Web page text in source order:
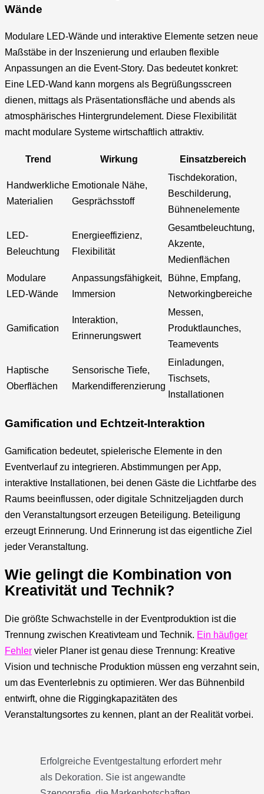
Wände
Modulare LED-Wände und interaktive Elemente setzen neue
Maßstäbe in der Inszenierung und erlauben flexible
Anpassungen an die Event-Story. Das bedeutet konkret:
Eine LED-Wand kann morgens als Begrüßungsscreen
dienen, mittags als Präsentationsfläche und abends als
atmosphärisches Hintergrundelement. Diese Flexibilität
macht modulare Systeme wirtschaftlich attraktiv.
Trend Wirkung Einsatzbereich
Handwerkliche
Materialien
Emotionale Nähe,
Gesprächsstoff
Tischdekoration,
Beschilderung,
Bühnenelemente
LED-
Beleuchtung
Energieeffizienz,
Flexibilität
Gesamtbeleuchtung,
Akzente,
Medienflächen
Modulare
LED-Wände
Anpassungsfähigkeit,
Immersion
Bühne, Empfang,
Networkingbereiche
Gamification
Interaktion,
Erinnerungswert
Messen,
Produktlaunches,
Teamevents
Haptische
Oberflächen
Sensorische Tiefe,
Markendifferenzierung
Einladungen,
Tischsets,
Installationen
Gamification und Echtzeit-Interaktion
Gamification bedeutet, spielerische Elemente in den
Eventverlauf zu integrieren. Abstimmungen per App,
interaktive Installationen, bei denen Gäste die Lichtfarbe des
Raums beeinflussen, oder digitale Schnitzeljagden durch
den Veranstaltungsort erzeugen Beteiligung. Beteiligung
erzeugt Erinnerung. Und Erinnerung ist das eigentliche Ziel
jeder Veranstaltung.
Wie gelingt die Kombination von
Kreativität und Technik?
Die größte Schwachstelle in der Eventproduktion ist die
Trennung zwischen Kreativteam und Technik. Ein häufiger
Fehler vieler Planer ist genau diese Trennung: Kreative
Vision und technische Produktion müssen eng verzahnt sein,
um das Eventerlebnis zu optimieren. Wer das Bühnenbild
entwirft, ohne die Riggingkapazitäten des
Veranstaltungsortes zu kennen, plant an der Realität vorbei.
Erfolgreiche Eventgestaltung erfordert mehr
als Dekoration. Sie ist angewandte